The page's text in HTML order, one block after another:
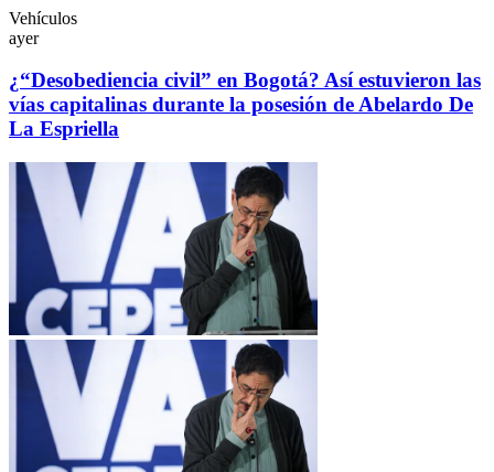
Vehículos
ayer
¿“Desobediencia civil” en Bogotá? Así estuvieron las
vías capitalinas durante la posesión de Abelardo De
La Espriella